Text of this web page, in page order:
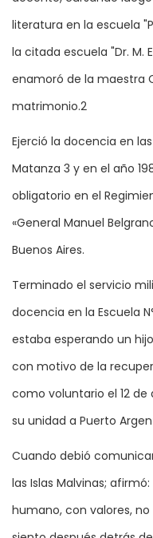
literatura en la escuela
la citada escuela "Dr. M.
enamoró de la maestra
matrimonio.2
Ejerció la docencia en
Matanza 3 y en el año
obligatorio en el
«General Manuel
Buenos Aires.
Terminado el servicio
docencia en la Escuela
estaba esperando un
con motivo de la
como voluntario el 12 de
su unidad a Puerto
Cuando debió
las Islas Malvinas;
humano, con valores,